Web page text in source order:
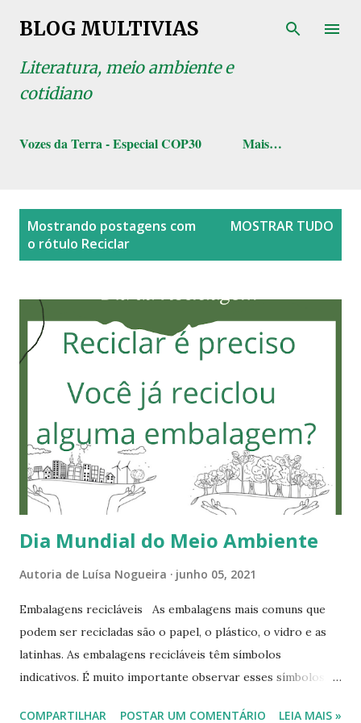
Pular para o conteúdo principal
BLOG MULTIVIAS
Literatura, meio ambiente e
cotidiano
Vozes da Terra - Especial COP30 Mais…
Mostrando postagens com
o rótulo Reciclar
MOSTRAR TUDO
Dia Mundial do Meio Ambiente
Autoria de Luísa Nogueira junho 05, 2021
Embalagens recicláveis As embalagens mais comuns que
podem ser recicladas são o papel, o plástico, o vidro e as
latinhas. As embalagens recicláveis têm símbolos
indicativos. É muito importante observar esses símbolos,
COMPARTILHAR POSTAR UM COMENTÁRIO LEIA MAIS »